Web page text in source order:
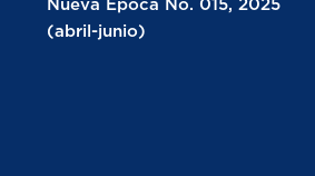
Nueva Época No. 015, 2025
(abril-junio)